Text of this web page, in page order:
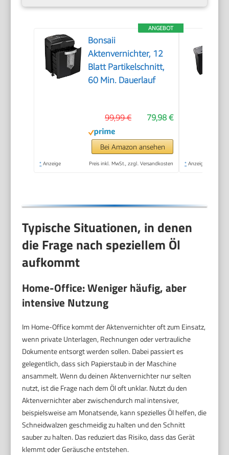
ANGEBOT
Bonsaii
Aktenvernichter, 12
Blatt Partikelschnitt,
60 Min. Dauerlauf
79,98 €
99,99 €
Bei Amazon ansehen
* Anzeige Preis inkl. MwSt., zzgl. Versandkosten * Anzeige
Typische Situationen, in denen
die Frage nach speziellem Öl
aufkommt
Home-Office: Weniger häufig, aber
intensive Nutzung
Im Home-Office kommt der Aktenvernichter oft zum Einsatz,
wenn private Unterlagen, Rechnungen oder vertrauliche
Dokumente entsorgt werden sollen. Dabei passiert es
gelegentlich, dass sich Papierstaub in der Maschine
ansammelt. Wenn du deinen Aktenvernichter nur selten
nutzt, ist die Frage nach dem Öl oft unklar. Nutzt du den
Aktenvernichter aber zwischendurch mal intensiver,
beispielsweise am Monatsende, kann spezielles Öl helfen, die
Schneidwalzen geschmeidig zu halten und den Schnitt
sauber zu halten. Das reduziert das Risiko, dass das Gerät
klemmt oder Geräusche entstehen.